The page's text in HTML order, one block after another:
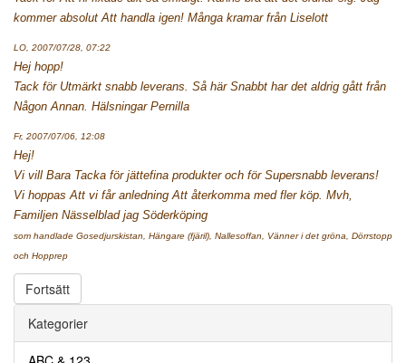
kommer absolut Att handla igen! Många kramar från Liselott
LO, 2007/07/28, 07:22
Hej hopp!
Tack för Utmärkt snabb leverans. Så här Snabbt har det aldrig gått från
Någon Annan. Hälsningar Pernilla
Fr, 2007/07/06, 12:08
Hej!
Vi vill Bara Tacka för jättefina produkter och för Supersnabb leverans!
Vi hoppas Att vi får anledning Att återkomma med fler köp. Mvh,
Familjen Nässelblad jag Söderköping
som handlade Gosedjurskistan, Hängare (fjäril), Nallesoffan, Vänner i det gröna, Dörrstopp
och Hopprep
Fortsätt
Kategorier